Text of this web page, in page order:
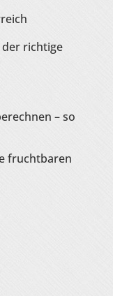
der richtige
– so
fruchtbaren